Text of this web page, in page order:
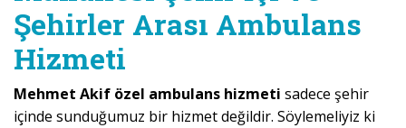
Şehirler Arası Ambulans
Hizmeti
Mehmet Akif özel ambulans hizmeti sadece şehir
içinde sunduğumuz bir hizmet değildir. Söylemeliyiz ki